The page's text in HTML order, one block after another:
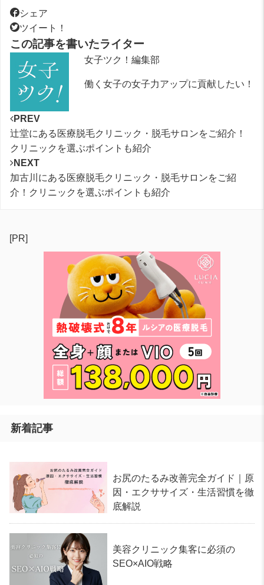
シェア
ツイート！
この記事を書いたライター
女子ツク！編集部
働く女子の女子力アップに貢献したい！
PREV
辻堂にある医療脱毛クリニック・脱毛サロンをご紹介！
クリニックを選ぶポイントも紹介
NEXT
加古川にある医療脱毛クリニック・脱毛サロンをご紹
介！クリニックを選ぶポイントも紹介
[PR]
新着記事
お尻のたるみ改善完全ガイド｜原
因・エクササイズ・生活習慣を徹
底解説
美容クリニック集客に必須の
SEO×AIO戦略